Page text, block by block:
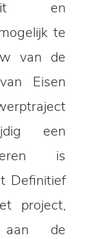
en
te
van de
Eisen
een
is
Definitief
project,
aan de